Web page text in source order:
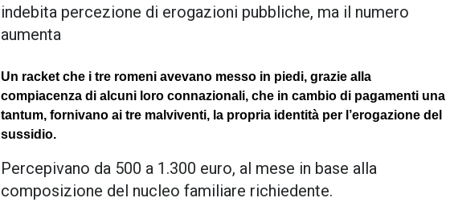
indebita percezione di erogazioni pubbliche, ma il numero
aumenta
Un racket che i tre romeni avevano messo in piedi, grazie alla
compiacenza di alcuni loro connazionali, che in cambio di pagamenti una
tantum, fornivano ai tre malviventi, la propria identità per l’erogazione del
sussidio.
Percepivano da 500 a 1.300 euro, al mese in base alla
composizione del nucleo familiare richiedente.